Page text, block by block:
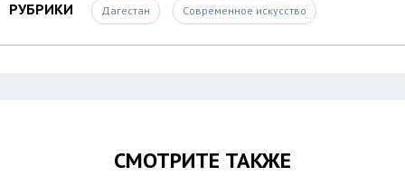
РУБРИКИ Дагестан Современное искусство
СМОТРИТЕ ТАКЖЕ